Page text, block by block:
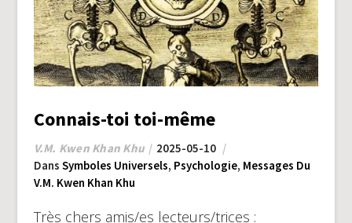
Connais-toi toi-même
V.M. Kwen Khan Khu
2025-05-10
Dans Symboles Universels, Psychologie, Messages Du
V.M. Kwen Khan Khu
Très chers amis/es lecteurs/trices :